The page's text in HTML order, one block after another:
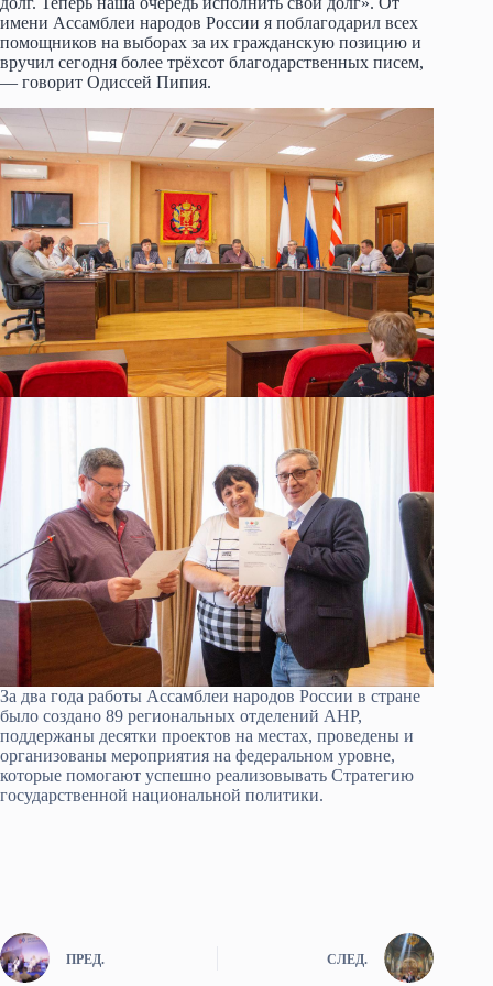
имени Ассамблеи народов России я поблагодарил всех
помощников на выборах за их гражданскую позицию и
вручил сегодня более трёхсот благодарственных писем,
— говорит Одиссей Пипия.
За два года работы Ассамблеи народов России в стране
было создано 89 региональных отделений АНР,
поддержаны десятки проектов на местах, проведены и
организованы мероприятия на федеральном уровне,
которые помогают успешно реализовывать Стратегию
государственной национальной политики.
ПРЕД. СЛЕД.